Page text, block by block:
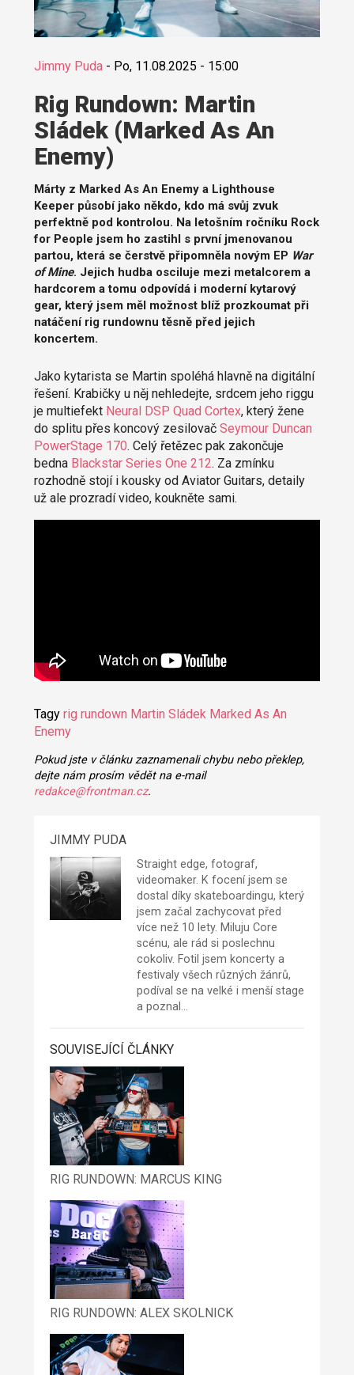
Jimmy Puda- Po, 11.08.2025 - 15:00
Rig Rundown: Martin
Sládek (Marked As An
Enemy)
Márty z Marked As An Enemy a Lighthouse
Keeper působí jako někdo, kdo má svůj zvuk
perfektně pod kontrolou. Na letošním ročníku Rock
for People jsem ho zastihl s první jmenovanou
partou, která se čerstvě připomněla novým EP War
of Mine. Jejich hudba osciluje mezi metalcorem a
hardcorem a tomu odpovídá i moderní kytarový
gear, který jsem měl možnost blíž prozkoumat při
natáčení rig rundownu těsně před jejich
koncertem.
Jako kytarista se Martin spoléhá hlavně na digitální
řešení. Krabičky u něj nehledejte, srdcem jeho riggu
je multiefekt Neural DSP Quad Cortex, který žene
do splitu přes koncový zesilovač Seymour Duncan
PowerStage 170. Celý řetězec pak zakončuje
bedna Blackstar Series One 212. Za zmínku
rozhodně stojí i kousky od Aviator Guitars, detaily
už ale prozradí video, koukněte sami.
Tagy rig rundown Martin Sládek Marked As An
Enemy
Pokud jste v článku zaznamenali chybu nebo překlep,
dejte nám prosím vědět na e-mail
redakce@frontman.cz.
JIMMY PUDA
Straight edge, fotograf,
videomaker. K focení jsem se
dostal díky skateboardingu, který
jsem začal zachycovat před
více než 10 lety. Miluju Core
scénu, ale rád si poslechnu
cokoliv. Fotil jsem koncerty a
festivaly všech různých žánrů,
podíval se na velké i menší stage
a poznal…
SOUVISEJÍCÍ ČLÁNKY
RIG RUNDOWN: MARCUS KING
RIG RUNDOWN: ALEX SKOLNICK